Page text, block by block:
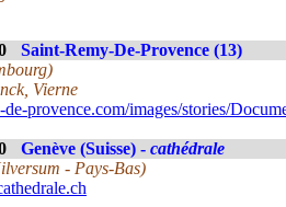
Saint-Remy-De-Provence (13)
Vierne
provence.com/images/stories/
Genève (Suisse) - cathédrale
- Pays-Bas)